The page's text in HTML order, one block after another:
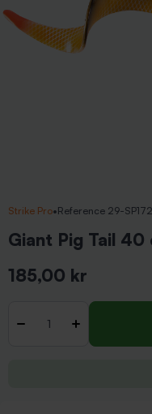
Strike Pro•Reference 29-
Giant Pig Tail 40
185,00 kr
- +